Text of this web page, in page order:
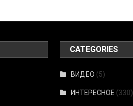
CATEGORIES
ВИДЕО (5)
ИНТЕРЕСНОЕ (330)